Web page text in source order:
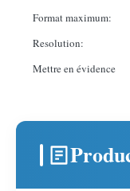
Format maximum:
Resolution:
Mettre en évidence